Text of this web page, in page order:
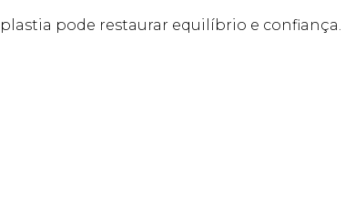
pode restaurar equilíbrio e confiança.